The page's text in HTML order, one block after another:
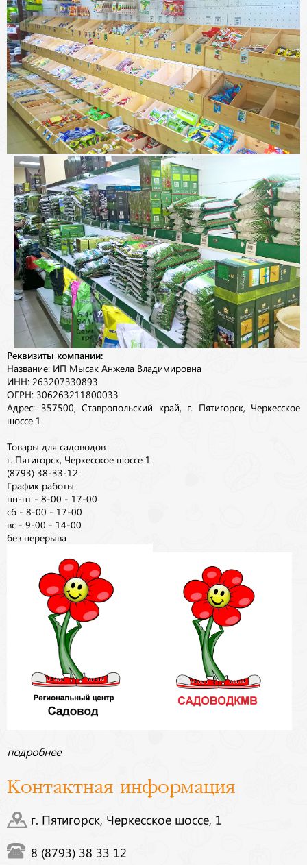
Реквизиты компании:
Название: ИП Мысак Анжела Владимировна
ИНН: 263207330893
ОГРН: 306263211800033
Адрес: 357500, Ставропольский край, г. Пятигорск, Черкесское
шоссе 1
Товары для садоводов
г. Пятигорск, Черкесское шоссе 1
(8793) 38-33-12
График работы:
пн-пт - 8-00 - 17-00
сб - 8-00 - 17-00
вс - 9-00 - 14-00
без перерыва
подробнее
Контактная информация
г. Пятигорск, Черкесское шоссе, 1
8 (8793) 38 33 12